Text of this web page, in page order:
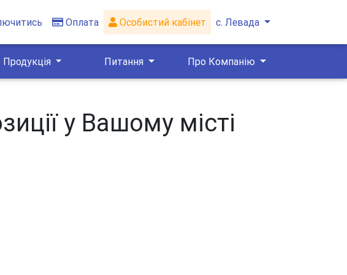
Оплата Особистий кабінет с. Левада
Продукція Питання Про Компанію
у Вашому місті